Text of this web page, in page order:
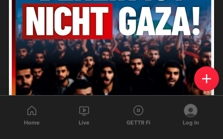
Home Live GETTR Fi Log In